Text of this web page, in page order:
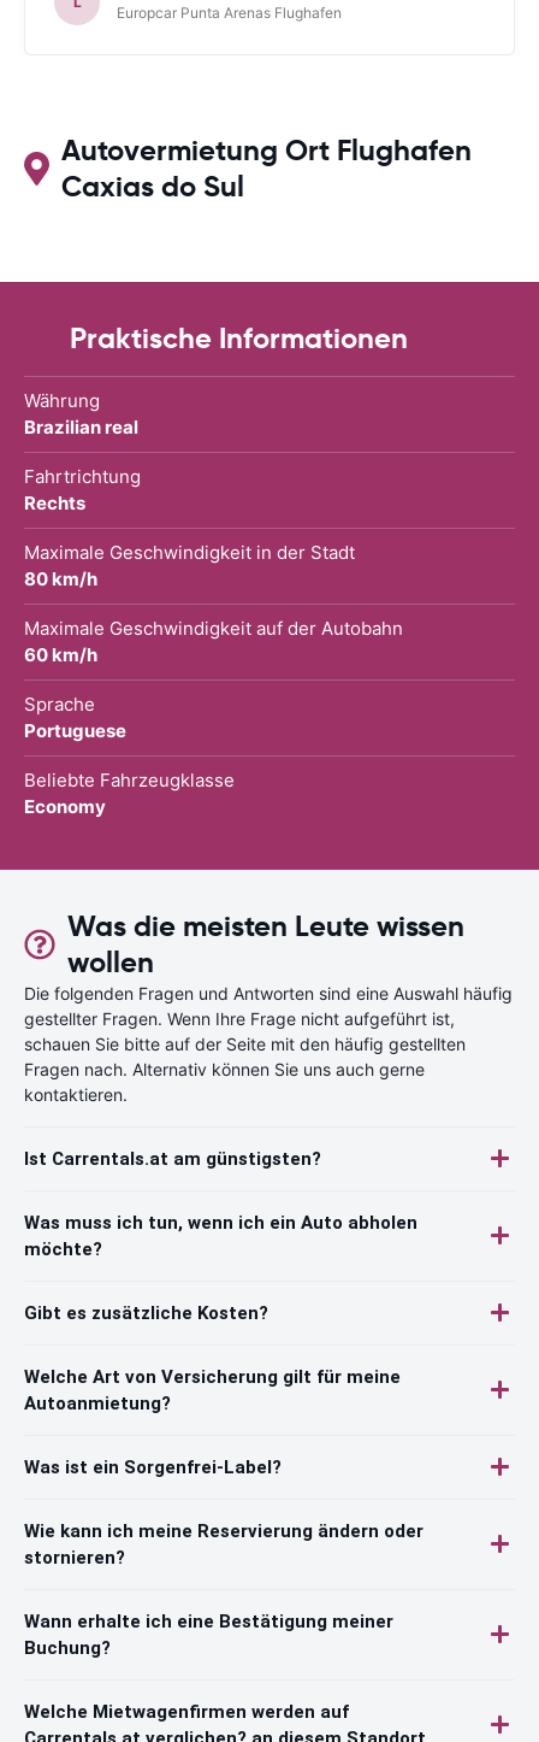
Europcar Punta Arenas Flughafen
Autovermietung Ort Flughafen
Caxias do Sul
Praktische Informationen
Währung
Brazilian real
Fahrtrichtung
Rechts
Maximale Geschwindigkeit in der Stadt
80 km/h
Maximale Geschwindigkeit auf der Autobahn
60 km/h
Sprache
Portuguese
Beliebte Fahrzeugklasse
Economy
Was die meisten Leute wissen
wollen
Die folgenden Fragen und Antworten sind eine Auswahl häufig
gestellter Fragen. Wenn Ihre Frage nicht aufgeführt ist,
schauen Sie bitte auf der Seite mit den häufig gestellten
Fragen nach. Alternativ können Sie uns auch gerne
kontaktieren.
Ist Carrentals.at am günstigsten?
Was muss ich tun, wenn ich ein Auto abholen
möchte?
Gibt es zusätzliche Kosten?
Welche Art von Versicherung gilt für meine
Autoanmietung?
Was ist ein Sorgenfrei-Label?
Wie kann ich meine Reservierung ändern oder
stornieren?
Wann erhalte ich eine Bestätigung meiner
Buchung?
Welche Mietwagenfirmen werden auf